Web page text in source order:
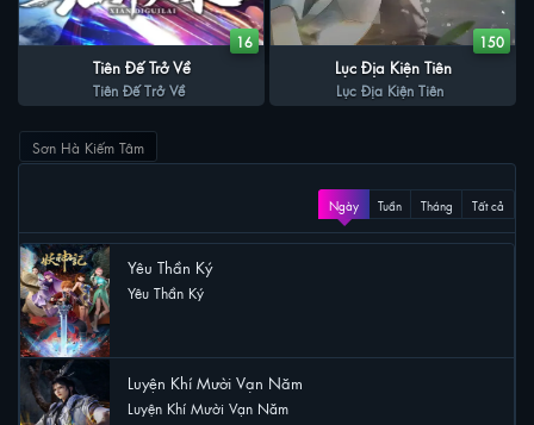
16
Tiên Đế Trở Về
Tiên Đế Trở Về
150
Lục Địa Kiện Tiên
Lục Địa Kiện Tiên
Sơn Hà Kiếm Tâm
Ngày Tuần Tháng Tất cả
Yêu Thần Ký
Yêu Thần Ký
Luyện Khí Mười Vạn Năm
Luyện Khí Mười Vạn Năm